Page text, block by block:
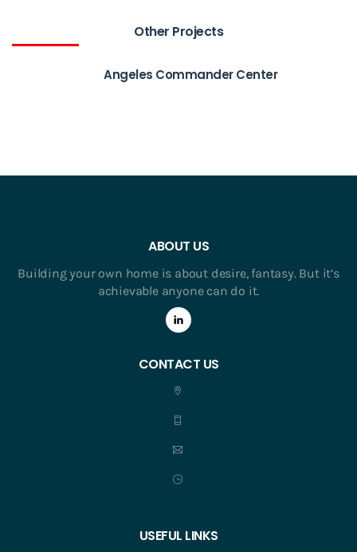
Other Projects
Angeles Commander Center
ABOUT US
Building your own home is about desire, fantasy. But it’s
achievable anyone can do it.
CONTACT US
USEFUL LINKS